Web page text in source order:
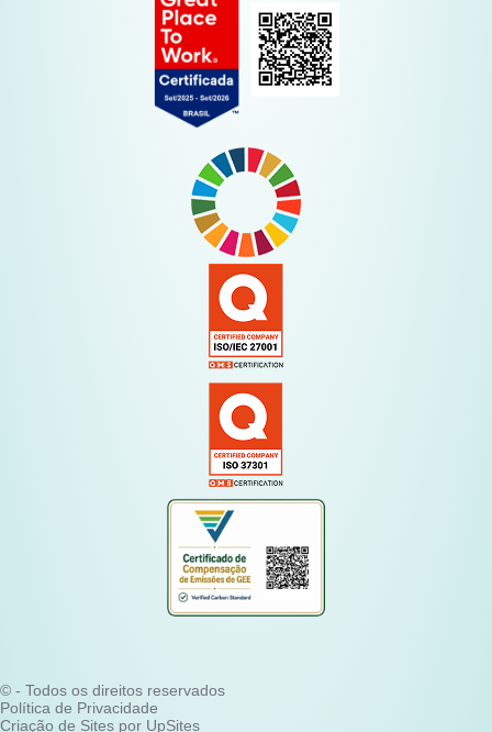
© - Todos os direitos reservados
Política de Privacidade
Criação de Sites por UpSites